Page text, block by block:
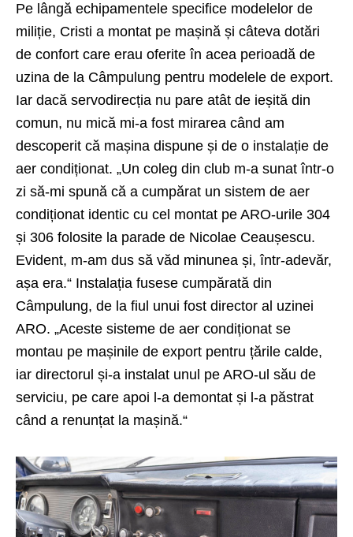
Pe lângă echipamentele specifice modelelor de
miliție, Cristi a montat pe mașină și câteva dotări
de confort care erau oferite în acea perioadă de
uzina de la Câmpulung pentru modelele de export.
Iar dacă servodirecția nu pare atât de ieșită din
comun, nu mică mi-a fost mirarea când am
descoperit că mașina dispune și de o instalație de
aer condiționat. „Un coleg din club m-a sunat într-o
zi să-mi spună că a cumpărat un sistem de aer
condiționat identic cu cel montat pe ARO-urile 304
și 306 folosite la parade de Nicolae Ceaușescu.
Evident, m-am dus să văd minunea și, într-adevăr,
așa era.“ Instalația fusese cumpărată din
Câmpulung, de la fiul unui fost director al uzinei
ARO. „Aceste sisteme de aer condiționat se
montau pe mașinile de export pentru țările calde,
iar directorul și-a instalat unul pe ARO-ul său de
serviciu, pe care apoi l-a demontat și l-a păstrat
când a renunțat la mașină.“